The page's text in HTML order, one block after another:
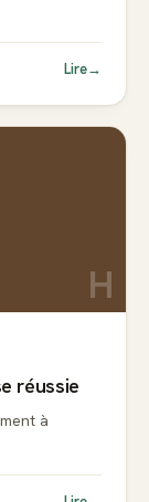
Lire→
H
réussie
à